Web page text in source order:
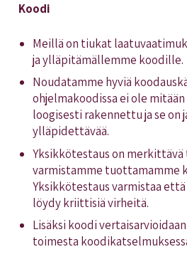
Koodi
Meillä on tiukat
ja ylläpitämällemme koodille.
Noudatamme hyviä
ohjelmakoodissa ei ole
loogisesti rakennettu ja se on
ylläpidettävää.
Yksikkötestaus on merkittävä
varmistamme tuottamamme
Yksikkötestaus varmistaa
löydy kriittisiä virheitä.
Lisäksi koodi
toimesta